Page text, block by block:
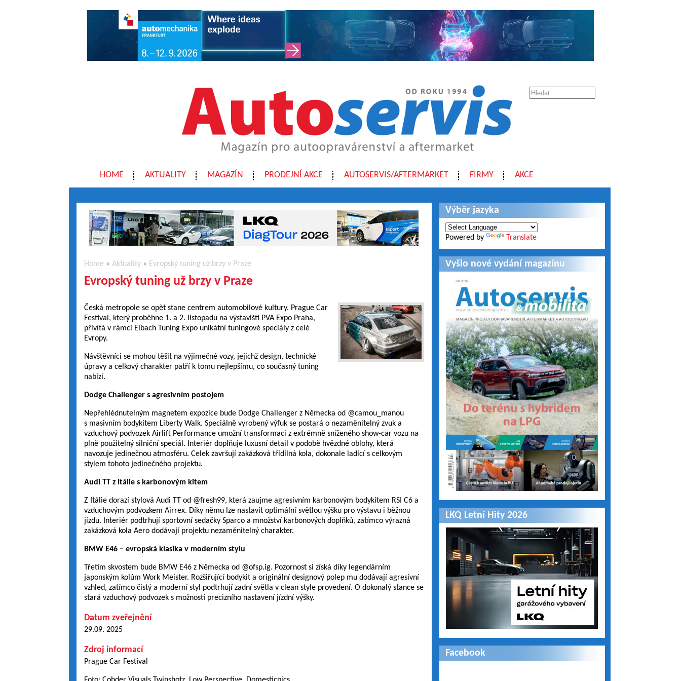
HOME AKTUALITY MAGAZÍN PRODEJNÍ AKCE AUTOSERVIS/AFTERMARKET FIRMY AKCE
Home » Aktuality» Evropský tuning už brzy v Praze
Evropský tuning už brzy v Praze
Česká metropole se opět stane centrem automobilové kultury. Prague Car
Festival, který proběhne 1. a 2. listopadu na výstavišti PVA Expo Praha,
přivítá v rámci Eibach Tuning Expo unikátní tuningové speciály z celé
Evropy.
Návštěvníci se mohou těšit na výjimečné vozy, jejichž design, technické
úpravy a celkový charakter patří k tomu nejlepšímu, co současný tuning
nabízí.
Dodge Challenger s agresivním postojem
Nepřehlédnutelným magnetem expozice bude Dodge Challenger z Německa od @camou_manou
s masivním bodykitem Liberty Walk. Speciálně vyrobený výfuk se postará o nezaměnitelný zvuk a
vzduchový podvozek Airlift Performance umožní transformaci z extrémně sníženého show-car vozu na
plně použitelný silniční speciál. Interiér doplňuje luxusní detail v podobě hvězdné oblohy, která
navozuje jedinečnou atmosféru. Celek završují zakázková třídílná kola, dokonale ladící s celkovým
stylem tohoto jedinečného projektu.
Audi TT z Itálie s karbonovým kitem
Z Itálie dorazí stylová Audi TT od @fresh99, která zaujme agresivním karbonovým bodykitem RSI C6 a
vzduchovým podvozkem Airrex. Díky němu lze nastavit optimální světlou výšku pro výstavu i běžnou
jízdu. Interiér podtrhují sportovní sedačky Sparco a množství karbonových doplňků, zatímco výrazná
zakázková kola Aero dodávají projektu nezaměnitelný charakter.
BMW E46 – evropská klasika v moderním stylu
Třetím skvostem bude BMW E46 z Německa od @ofsp.ig. Pozornost si získá díky legendárním
japonským kolům Work Meister. Rozšiřující bodykit a originální designový polep mu dodávají agresivní
vzhled, zatímco čistý a moderní styl podtrhují zadní světla v clean style provedení. O dokonalý stance se
stará vzduchový podvozek s možností precizního nastavení jízdní výšky.
Datum zveřejnění
29.09. 2025
Zdroj informací
Prague Car Festival
Výběr jazyka
Powered by Translate
Vyšlo nové vydání magazínu
LKQ Letní Hity 2026
Facebook